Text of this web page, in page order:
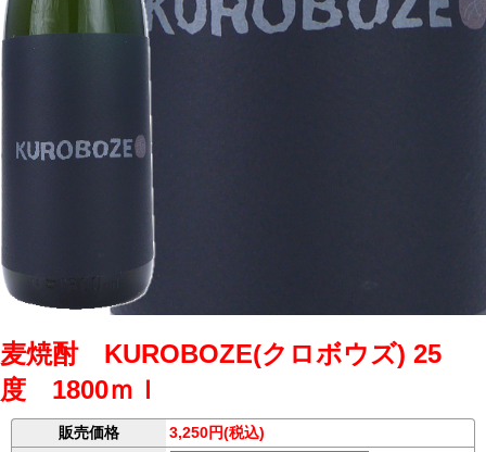
麦焼酎 KUROBOZE(クロボウズ) 25
度 1800ｍｌ
販売価格
3,250円(税込)